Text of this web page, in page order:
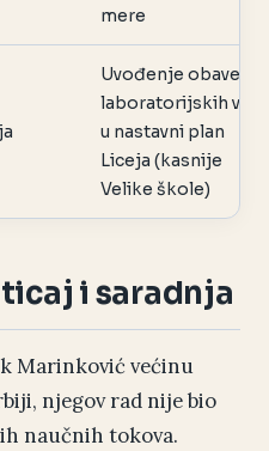
mere
Uvođenje
laboratorijskih
u nastavni plan
Liceja (kasnije
Velike škole)
i saradnja
Marinković većinu
njegov rad nije bio
naučnih tokova.